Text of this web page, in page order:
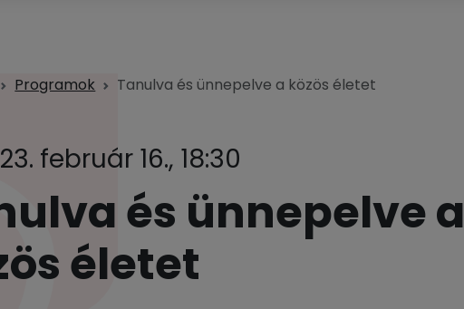
Programok Tanulva és ünnepelve a közös életet
február 16., 18:30
és ünnepelve a
életet